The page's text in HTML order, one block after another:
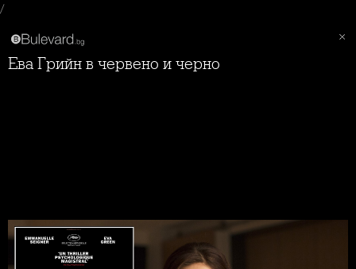
/
Ева Грийн в червено и черно